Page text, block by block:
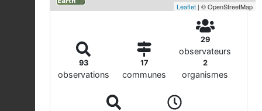
Leaflet | © OpenStreetMap
93
observations
17
communes
29
observateurs
2
organismes